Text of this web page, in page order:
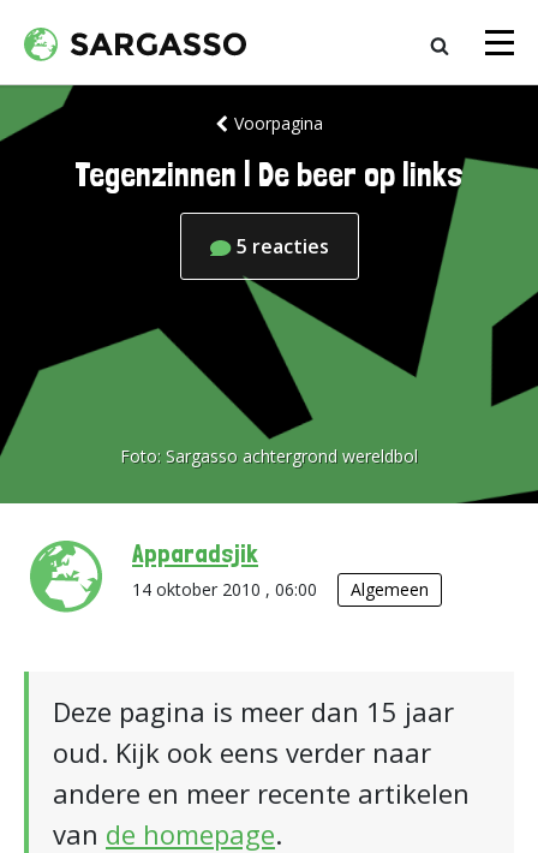
Voorpagina
Tegenzinnen | De beer op links
5 reacties
Foto: Sargasso achtergrond wereldbol
Apparadsjik
14 oktober 2010 , 06:00 Algemeen
Deze pagina is meer dan 15 jaar
oud. Kijk ook eens verder naar
andere en meer recente artikelen
van de homepage.